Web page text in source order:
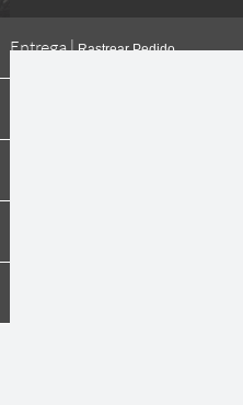
Entrega |Rastrear Pedido